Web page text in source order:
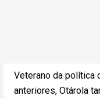
Veterano da política
anteriores, Otárola